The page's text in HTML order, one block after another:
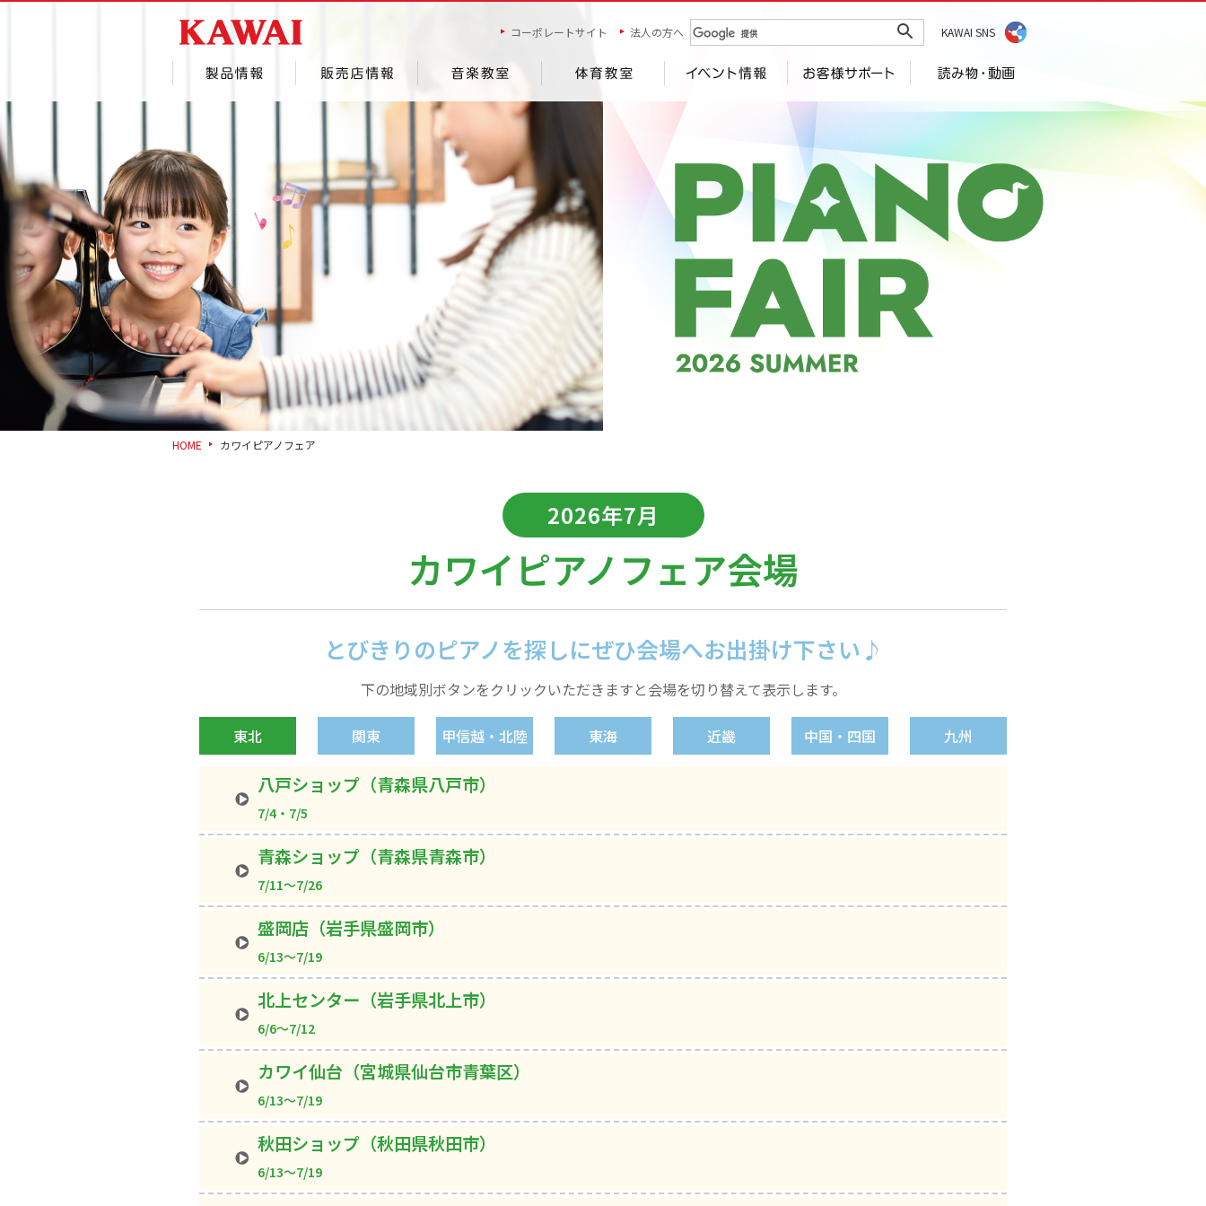
コーポレートサイト 法人の方へ KAWAI SNS
HOME カワイピアノフェア
2026年7月
カワイピアノフェア会場
とびきりのピアノを探しにぜひ会場へお出掛け下さい♪
下の地域別ボタンをクリックいただきますと会場を切り替えて表示します。
東北 関東 甲信越・北陸 東海 近畿 中国・四国 九州
八戸ショップ（青森県八戸市）
7/4・7/5
青森ショップ（青森県青森市）
7/11～7/26
盛岡店（岩手県盛岡市）
6/13～7/19
北上センター（岩手県北上市）
6/6～7/12
カワイ仙台（宮城県仙台市青葉区）
6/13～7/19
秋田ショップ（秋田県秋田市）
6/13～7/19